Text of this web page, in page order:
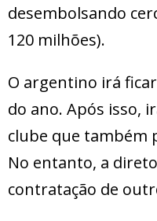
desembolsando
120 milhões).
O argentino irá
do ano. Após isso,
clube que também
No entanto, a
contratação de